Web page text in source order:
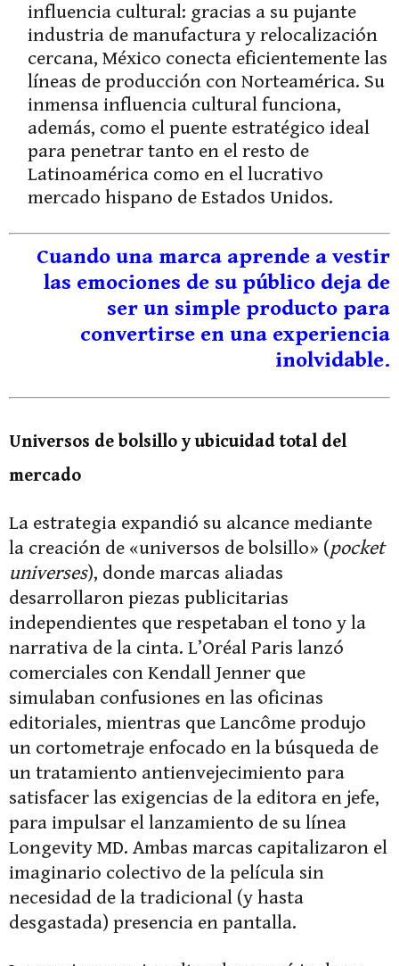
influencia cultural: gracias a su pujante
industria de manufactura y relocalización
cercana, México conecta eficientemente las
líneas de producción con Norteamérica. Su
inmensa influencia cultural funciona,
además, como el puente estratégico ideal
para penetrar tanto en el resto de
Latinoamérica como en el lucrativo
mercado hispano de Estados Unidos.
Cuando una marca aprende a vestir
las emociones de su público deja de
ser un simple producto para
convertirse en una experiencia
inolvidable.
Universos de bolsillo y ubicuidad total del
mercado
La estrategia expandió su alcance mediante
la creación de «universos de bolsillo» (pocket
universes), donde marcas aliadas
desarrollaron piezas publicitarias
independientes que respetaban el tono y la
narrativa de la cinta. L’Oréal Paris lanzó
comerciales con Kendall Jenner que
simulaban confusiones en las oficinas
editoriales, mientras que Lancôme produjo
un cortometraje enfocado en la búsqueda de
un tratamiento antienvejecimiento para
satisfacer las exigencias de la editora en jefe,
para impulsar el lanzamiento de su línea
Longevity MD. Ambas marcas capitalizaron el
imaginario colectivo de la película sin
necesidad de la tradicional (y hasta
desgastada) presencia en pantalla.